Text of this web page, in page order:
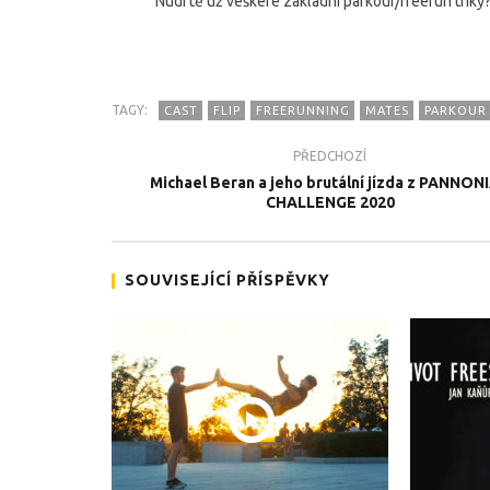
TEĎ PROHLÍŽENÉ
Mates Srovnal tě naučí cast flip
Team
TAGY: CAST FLIP FREERUNNING MATES PARKOUR
PŘEDCHOZÍ
Michael Beran a jeho brutální jízda z
CHALLENGE 2020
SOUVISEJÍCÍ PŘÍSPĚVKY